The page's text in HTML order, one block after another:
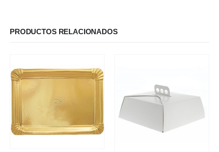
PRODUCTOS RELACIONADOS